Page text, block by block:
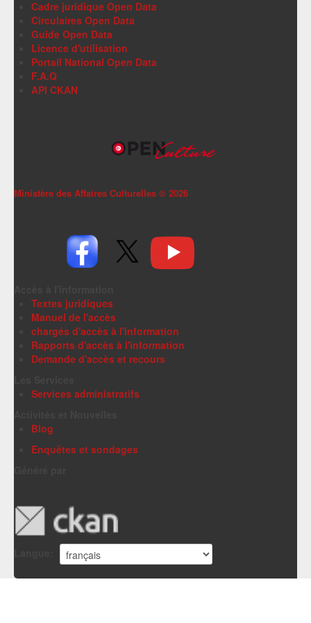
Cadre juridique Open Data
Circulaires Open Data
Guide Open Data
Licence d'utilisation
Portail National Open Data
F.A.Q
API CKAN
Ministère des Affaires Culturelles © 2026
Textes juridiques
Manuel de l'accès
chargés d'accès à l'information
Rapports d'accès à l'information
Demande d'accès et recours
Services administratifs
Blog
Enquêtes et sondages